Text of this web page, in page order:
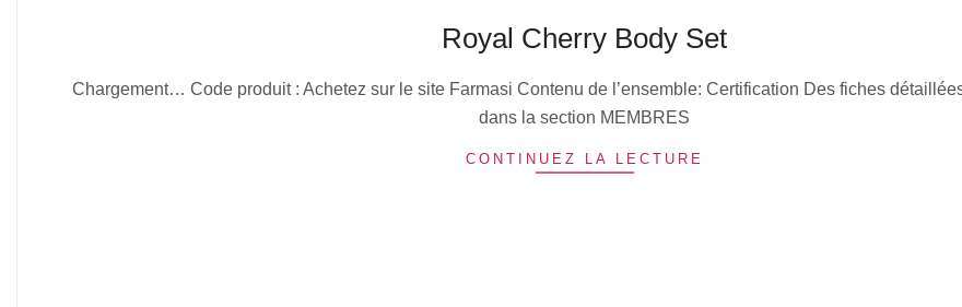
Royal Cherry Body Set
10-
Chargement… Code produit : Achetez sur le site Farmasi Contenu de l’ensemble: Certification Des fiches
dans la section MEMBRES
CONTINUEZ LA LECTURE